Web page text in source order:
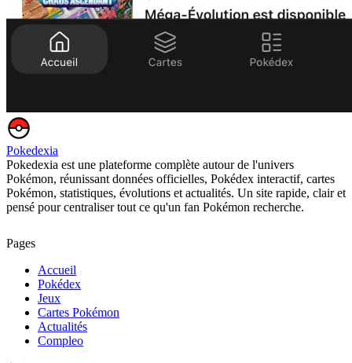
Pokedexia
Pokedexia est une plateforme complète autour de l'univers
Pokémon, réunissant données officielles, Pokédex interactif, cartes
Pokémon, statistiques, évolutions et actualités. Un site rapide, clair et
pensé pour centraliser tout ce qu'un fan Pokémon recherche.
Pages
Accueil
Pokédex
Jeux
Cartes Pokémon
Actualités
Compleo